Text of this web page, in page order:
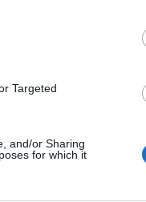
Targeted
and/or Sharing
for which it
en
con
siglas en
50% de sus